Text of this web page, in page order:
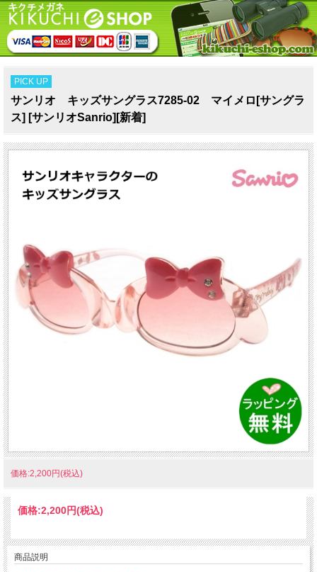
PICK UP
サンリオ キッズサングラス7285-02 マイメロ[サングラ
ス] [サンリオSanrio][新着]
価格:2,200円(税込)
価格:2,200円(税込)
商品説明